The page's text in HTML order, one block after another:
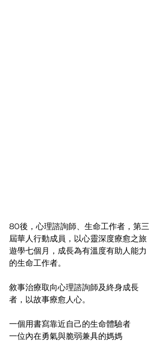
80後，心理諮詢師、生命工作者，第三
屆華人行動成員，以心靈深度療愈之旅
遊學七個月，成長為有溫度有助人能力
的生命工作者。
敘事治療取向心理諮詢師及終身成長
者，以故事療愈人心。
一個用書寫靠近自己的生命體驗者
一位內在勇氣與脆弱兼具的媽媽